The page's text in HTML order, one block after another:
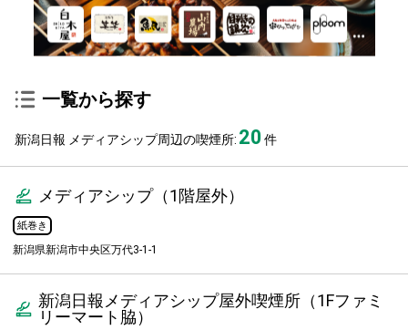
一覧から探す
新潟日報 メディアシップ周辺の喫煙所: 20件
メディアシップ（1階屋外）
紙巻き
新潟県新潟市中央区万代3-1-1
新潟日報メディアシップ屋外喫煙所（1Fファミ
リーマート脇）